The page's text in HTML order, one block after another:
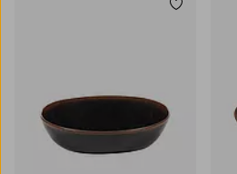
Legg til